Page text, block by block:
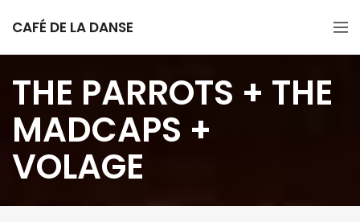
CAFÉ DE LA DANSE
THE PARROTS + THE
MADCAPS +
VOLAGE